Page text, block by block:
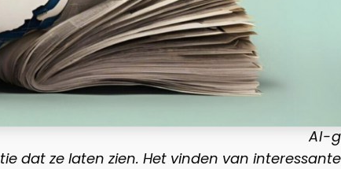
AI-
dat ze laten zien. Het vinden van